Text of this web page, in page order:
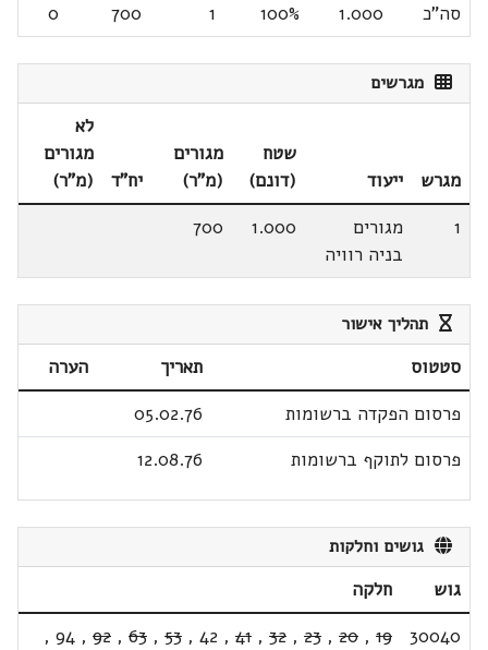
סה"כ 1.000
100%
1
700
0
מגרשים
מגרש ייעוד
שטח
(דונם)
מגורים
(מ"ר)
יח"ד
לא
מגורים
(מ"ר)
1
מגורים
בניה רוויה
1.000
700
תהליך אישור
סטטוס תאריך
הערה
פרסום הפקדה ברשומות
05.02.76
פרסום לתוקף ברשומות
12.08.76
גושים וחלקות
גוש
חלקה
30040
19
,
20
,
23
,
32
,
41
,
42
,
53
,
63
,
92
,
94
,